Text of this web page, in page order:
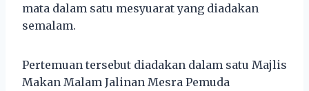
mata dalam satu mesyuarat yang diadakan
semalam.
Pertemuan tersebut diadakan dalam satu Majlis
Makan Malam Jalinan Mesra Pemuda